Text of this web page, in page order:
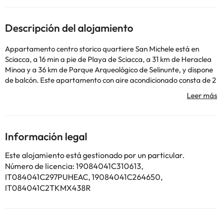
Descripción del alojamiento
Appartamento centro storico quartiere San Michele está en
Sciacca, a 16 min a pie de Playa de Sciacca, a 31 km de Heraclea
Minoa y a 36 km de Parque Arqueológico de Selinunte, y dispone
de balcón. Este apartamento con aire acondicionado consta de 2
dormitorios y 1 baño con bidet, ducha y secador de pelo. El
apartamento también dispone de una cocina bien equipada con
En este alojamiento no se pueden celebrar despedidas de soltero
o soltera ni fiestas similares. Informa a con antelación de tu hora
prevista de llegada. Para ello, puedes utilizar el apartado de
peticiones especiales al hacer la reserva o ponerte en contacto
directamente con el alojamiento. Los datos de contacto
aparecen en la confirmación de la reserva. Los huéspedes
deberán mostrar un documento de identidad válido y una
Información legal
Este alojamiento está gestionado por un particular.
Número de licencia: 19084041C310613,
IT084041C297PUHEAC, 19084041C264650,
IT084041C2TKMX438R